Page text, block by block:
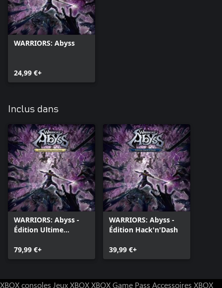
WARRIORS: Abyss
24,99 €+
Inclus dans
WARRIORS: Abyss -
Édition Ultime
79,99 €+
WARRIORS: Abyss -
Édition Hack'n'Dash
39,99 €+
XBOX consoles Jeux XBOXXBOX Game Pass Accessoires XBOX